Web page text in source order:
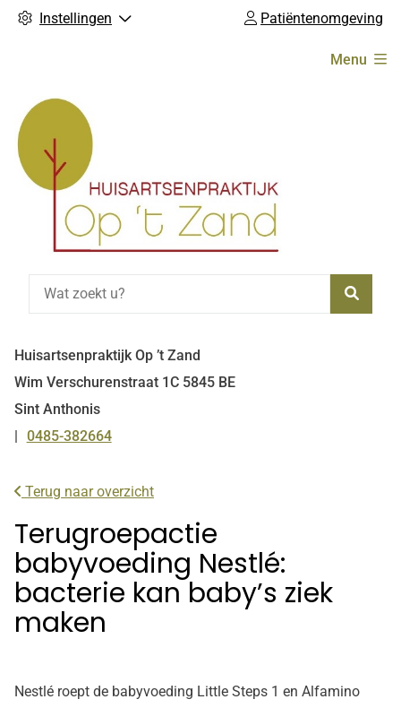
Instellingen Patiëntenomgeving
Menu
Huisartsenpraktijk Op ’t Zand
Wim Verschurenstraat 1C 5845 BE
Sint Anthonis
Tel:
0485-382664
Terug naar overzicht
Terugroepactie
babyvoeding Nestlé:
bacterie kan baby’s ziek
maken
Nestlé roept de babyvoeding Little Steps 1 en Alfamino